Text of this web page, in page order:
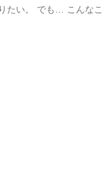
なことで、困っていません